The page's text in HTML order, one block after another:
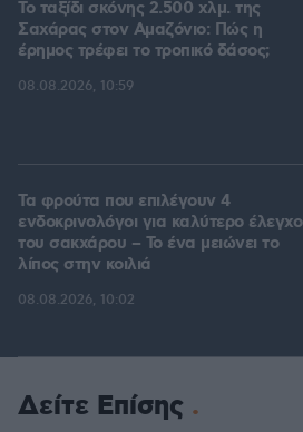
Το ταξίδι σκόνης 2.500 χλμ. της
Σαχάρας στον Αμαζόνιο: Πώς η
έρημος τρέφει το τροπικό δάσος;
08.08.2026, 10:59
Τα φρούτα που επιλέγουν 4
ενδοκρινολόγοι για καλύτερο έλεγχο
του σακχάρου – Το ένα μειώνει το
λίπος στην κοιλιά
08.08.2026, 10:02
Δείτε Επίσης